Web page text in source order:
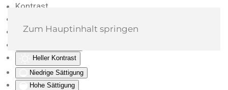
Kontrast
Monochrom
Heller Kontrast
Niedrige Sättigung
Hohe Sättigung
Zum Hauptinhalt springen